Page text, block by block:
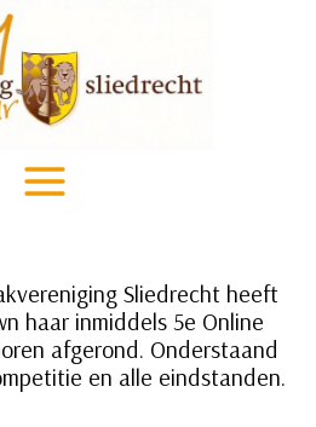
Sliedrecht heeft
haar inmiddels 5e Online
afgerond. Onderstaand
en alle eindstanden.